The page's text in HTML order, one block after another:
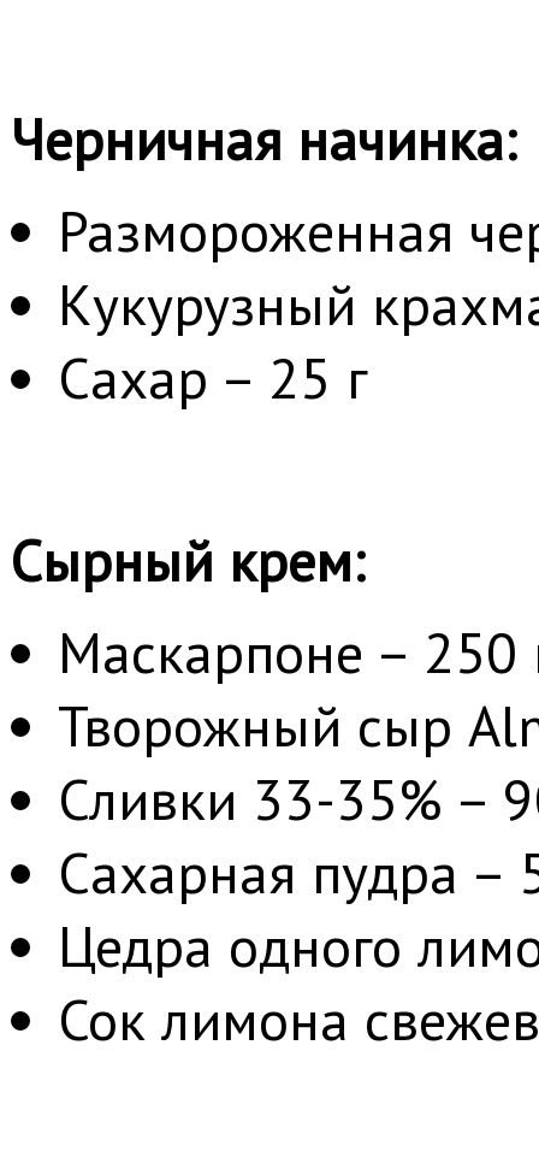
Черничная начинка:
Размороженная
Кукурузный
Сахар – 25 г
Сырный крем:
Маскарпоне – 250
Творожный сыр
Сливки 33-35% –
Сахарная пудра –
Цедра одного
Сок лимона